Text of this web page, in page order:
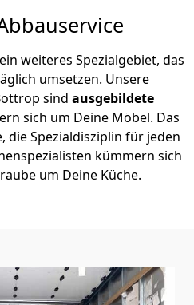
weiteres Spezialgebiet, das
umsetzen. Unsere
sind ausgebildete
sich um Deine Möbel. Das
die Spezialdisziplin für jeden
kümmern sich
um Deine Küche.